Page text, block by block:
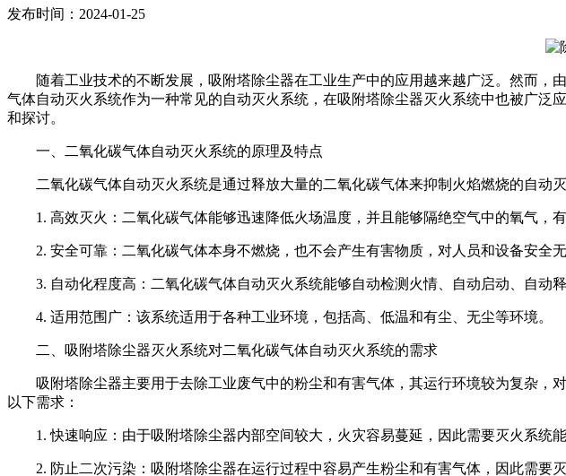
发布时间：2024-01-25
随着工业技术的不断发展，吸附塔除尘器在工业生产中的应用越来越广泛。然而
气体自动灭火系统作为一种常见的自动灭火系统，在吸附塔除尘器灭火系统中也被广泛
和探讨。
一、二氧化碳气体自动灭火系统的原理及特点
二氧化碳气体自动灭火系统是通过释放大量的二氧化碳气体来抑制火焰燃烧的自动
1. 高效灭火：二氧化碳气体能够迅速降低火场温度，并且能够隔绝空气中的氧气，
2. 安全可靠：二氧化碳气体本身不燃烧，也不会产生有害物质，对人员和设备安全无
3. 自动化程度高：二氧化碳气体自动灭火系统能够自动检测火情、自动启动、自动
4. 适用范围广：该系统适用于各种工业环境，包括高、低温和有尘、无尘等环境。
二、吸附塔除尘器灭火系统对二氧化碳气体自动灭火系统的需求
吸附塔除尘器主要用于去除工业废气中的粉尘和有害气体，其运行环境较为复杂
以下需求：
1. 快速响应：由于吸附塔除尘器内部空间较大，火灾容易蔓延，因此需要灭火系统
2. 防止二次污染：吸附塔除尘器在运行过程中容易产生粉尘和有害气体，因此需要